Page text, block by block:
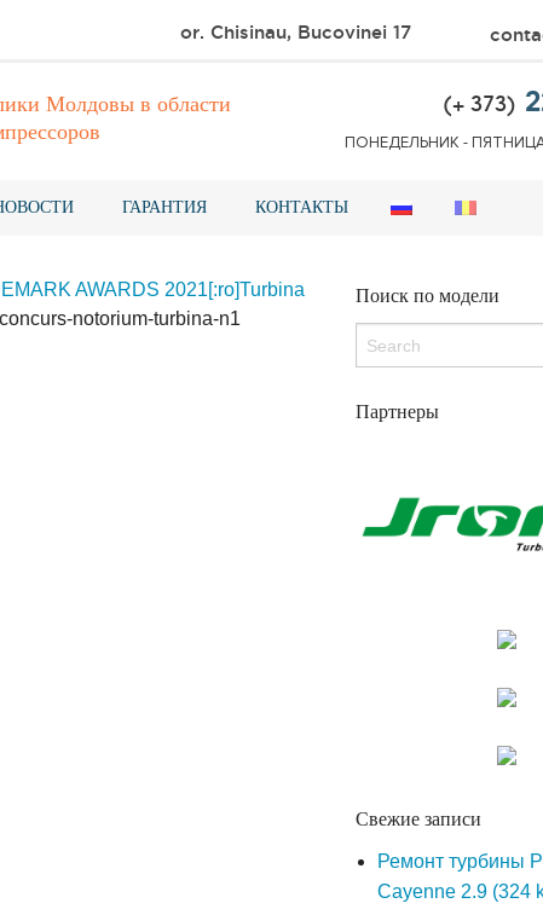
or. Chisinau, Bucovinei 17
Молдовы в области
(+ 373)
ПОНЕДЕЛЬНИК -
ГАРАНТИЯ КОНТАКТЫ
AWARDS 2021[:ro]Turbina
concurs-notorium-turbina-n1
Поиск по модели
Партнеры
Свежие записи
Ремонт турбины
Cayenne 2.9 (324